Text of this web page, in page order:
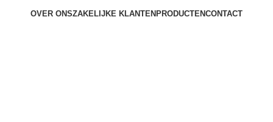
OVER ONSZAKELIJKE KLANTEN PRODUCTENCONTACT